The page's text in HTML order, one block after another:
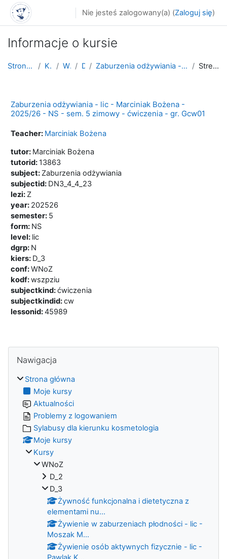
Przejdź do głównej zawartości
Nie jesteś zalogowany(a) (Zaloguj się)
Informacje o kursie
Strona główna Kursy WNoZ D_3 Zaburzenia odżywiania - lic - Marciniak Bożena - 2... Streszczenie
Zaburzenia odżywiania - lic - Marciniak Bożena -
2025/26 - NS - sem. 5 zimowy - ćwiczenia - gr. Gcw01
Teacher: Marciniak Bożena
tutor: Marciniak Bożena
tutorid: 13863
subject: Zaburzenia odżywiania
subjectid: DN3_4_4_23
lezi: Z
year: 202526
semester: 5
form: NS
level: lic
dgrp: N
kiers: D_3
conf:WNoZ
kodf:wszpziu
subjectkind:ćwiczenia
subjectkindid:cw
lessonid:45989
Bloki
Nawigacja
Strona główna
Moje kursy
Aktualności
Problemy z logowaniem
Sylabusy dla kierunku kosmetologia
Moje kursy
Kursy
WNoZ
D_2
D_3
Żywność funkcjonalna i dietetyczna z
elementami nu...
Żywienie w zaburzeniach płodności - lic -
Moszak M...
Żywienie osób aktywnych fizycznie - lic -